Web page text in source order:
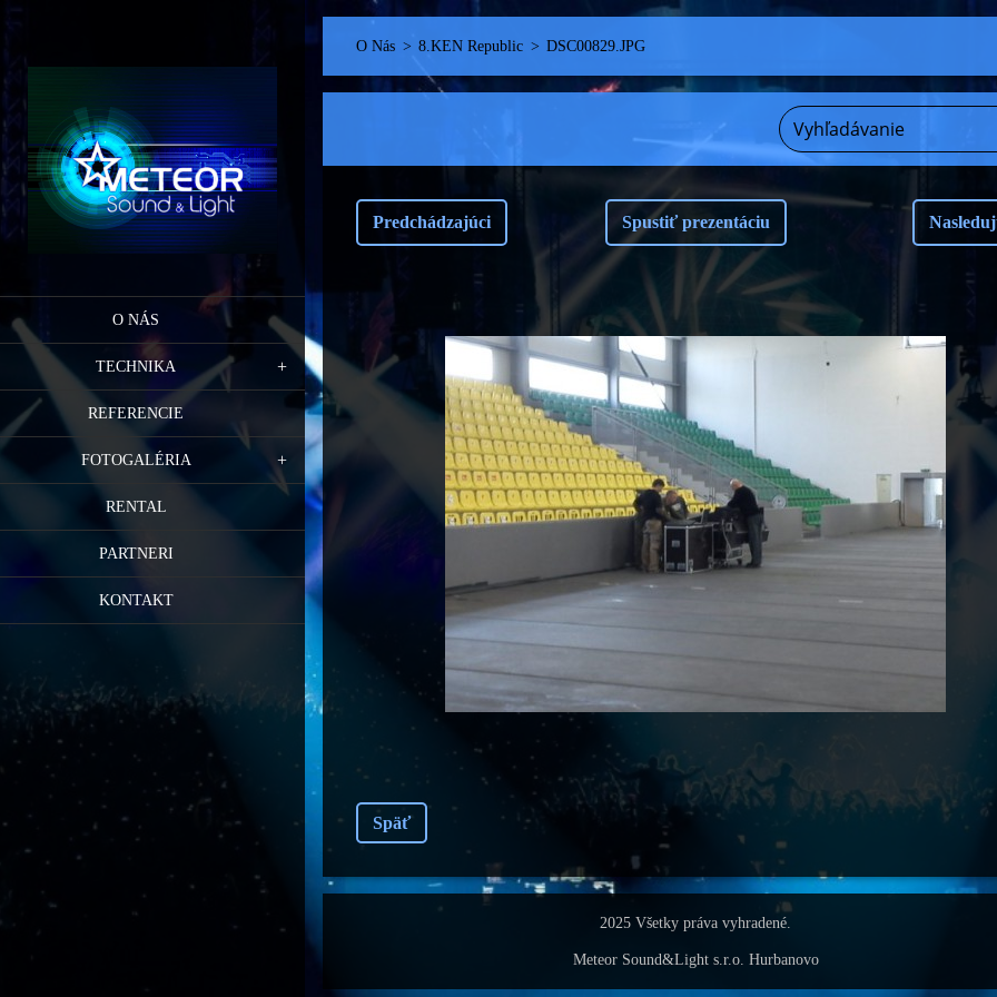
O NÁS
TECHNIKA
REFERENCIE
FOTOGALÉRIA
RENTAL
PARTNERI
KONTAKT
O Nás > 8.KEN Republic > DSC00829.JPG
Predchádzajúci Spustiť prezentáciu
Späť
2025 Všetky práva vyhradené.
Meteor Sound&Light s.r.o. Hurbanovo